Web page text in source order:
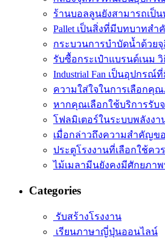
ร้านบอลลูนยังสามารถเป็น
Pallet เป็นสิ่งที่มีบทบาทส
กระบวนการบำบัดน้ำด้วย
รับซื้อกระเป๋าแบรนด์เนม
Industrial Fan เป็นอุปกร
ความใส่ใจในการเลือกคุ
หากคุณเลือกใช้บริการรับ
โฟลมิเตอร์ในระบบพลังง
เมื่อกล่าวถึงความสำคัญของ
ประตูโรงงานที่เลือกใช้ค
ไม้เมลามีนยังคงมีศักยภา
Categories
รับสร้างโรงงาน
เรียนภาษาญี่ปุ่นออนไลน์